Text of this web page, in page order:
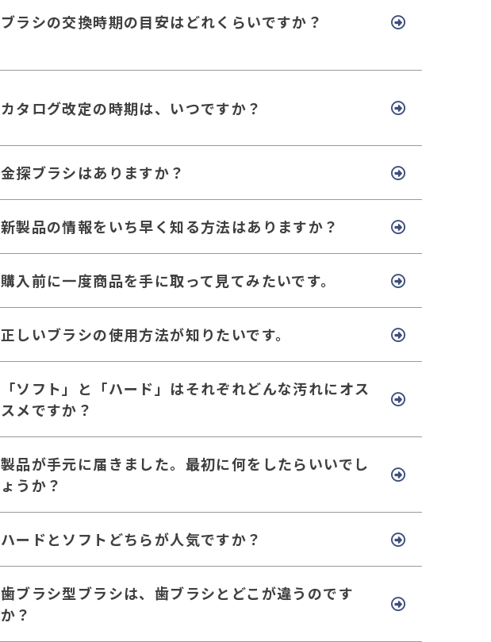
ブラシの交換時期の目安はどれくらいですか？
カタログ改定の時期は、いつですか？
金探ブラシはありますか？
新製品の情報をいち早く知る方法はありますか？
購入前に一度商品を手に取って見てみたいです。
正しいブラシの使用方法が知りたいです。
「ソフト」と「ハード」はそれぞれどんな汚れにオス
スメですか？
製品が手元に届きました。最初に何をしたらいいでし
ょうか？
ハードとソフトどちらが人気ですか？
歯ブラシ型ブラシは、歯ブラシとどこが違うのです
か？